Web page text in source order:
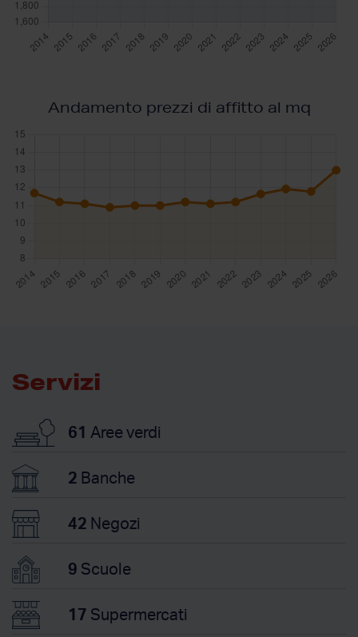
Andamento prezzi di affitto al mq
Servizi
61 Aree verdi
2 Banche
42 Negozi
9 Scuole
17 Supermercati